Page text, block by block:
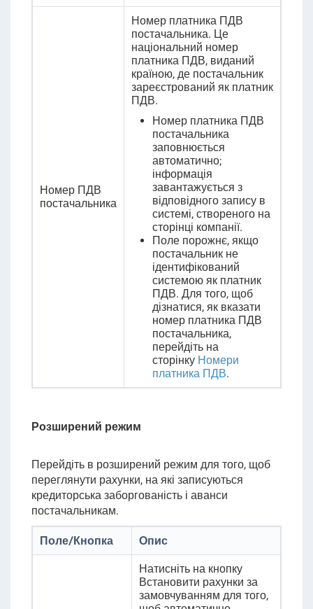
Номер ПДВ
постачальника
Номер платника ПДВ
постачальника. Це
національний номер
платника ПДВ, виданий
країною, де постачальник
зареєстрований як платник
ПДВ.
Номер платника ПДВ
постачальника
заповнюється
автоматично;
інформація
завантажується з
відповідного запису в
системі, створеного на
сторінці компанії.
Поле порожнє, якщо
постачальник не
ідентифікований
системою як платник
ПДВ. Для того, щоб
дізнатися, як вказати
номер платника ПДВ
постачальника,
перейдіть на
сторінку Номери
платника ПДВ.
Розширений режим
Перейдіть в розширений режим для того, щоб
переглянути рахунки, на які записуються
кредиторська заборгованість і аванси
постачальникам.
Поле/Кнопка Опис
Натисніть на кнопку
Встановити рахунки за
замовчуванням для того,